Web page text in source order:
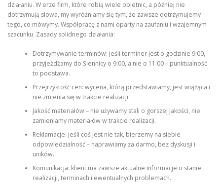
działaniu. W erze firm, które robią wiele obietnic, a później nie
dotrzymują słowa, my wyróżniamy się tym, że zawsze dotrzymujemy
tego, co mówymy. Współpracę z nami oparty na zaufaniu i wzajemnym
szacunku. Zasady solidnego działania:
Dotrzymywanie terminów: jeśli terminer jest o godzinie 9:00,
przyjeżdżamy do Siennicy o 9:00, a nie o 11:00 – punktualność
to podstawa.
Przejrzystość cen: wycena, którą przedstawiamy, jest wiążąca i
nie zmienia się w trakcie realizacji.
Jakość materiałów – nie używamy stali o gorszej jakości, nie
zamieniamy materiałów w trakcie realizacji.
Reklamacje: jeśli coś jest nie tak, bierzemy na siebie
odpowiedzialność – naprawiamy za darmo, bez dyskusji i
uników.
Komunikacja: klient ma zawsze aktualne informacje o stanie
realizacji, terminach i ewentualnych problemach.